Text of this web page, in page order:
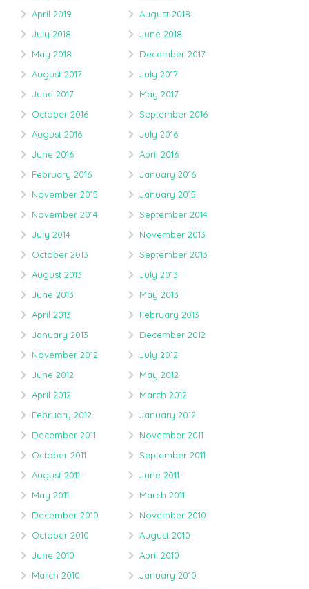
April 2019
August 2018
July 2018
June 2018
May 2018
December 2017
August 2017
July 2017
June 2017
May 2017
October 2016
September 2016
August 2016
July 2016
June 2016
April 2016
February 2016
January 2016
November 2015
January 2015
November 2014
September 2014
July 2014
November 2013
October 2013
September 2013
August 2013
July 2013
June 2013
May 2013
April 2013
February 2013
January 2013
December 2012
November 2012
July 2012
June 2012
May 2012
April 2012
March 2012
February 2012
January 2012
December 2011
November 2011
October 2011
September 2011
August 2011
June 2011
May 2011
March 2011
December 2010
November 2010
October 2010
August 2010
June 2010
April 2010
March 2010
January 2010